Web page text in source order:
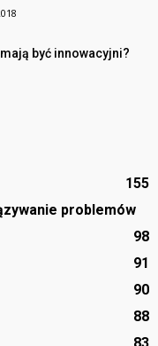
być innowacyjni?
155
problemów
98
91
90
88